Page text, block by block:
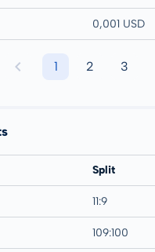
0,001 USD
1 2 3
Split
11:9
109:100